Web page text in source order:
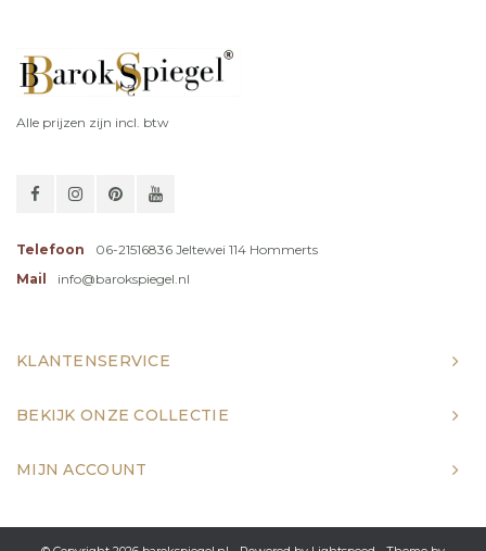
Alle prijzen zijn incl. btw
Telefoon
06-21516836 Jeltewei 114 Hommerts
Mail
info@barokspiegel.nl
KLANTENSERVICE
BEKIJK ONZE COLLECTIE
MIJN ACCOUNT